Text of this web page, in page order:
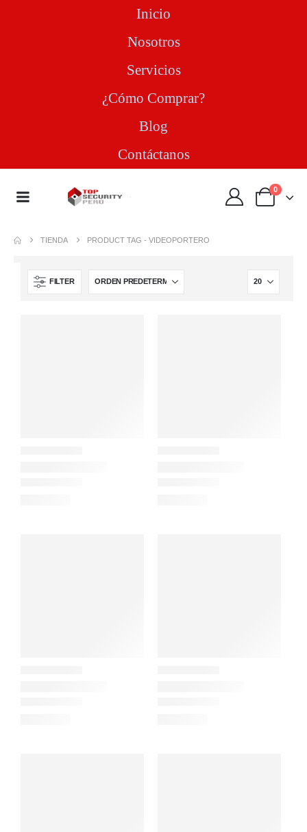
Inicio
Nosotros
Servicios
¿Cómo Comprar?
Blog
Contáctanos
0
TIENDA PRODUCT TAG -VIDEOPORTERO
FILTER